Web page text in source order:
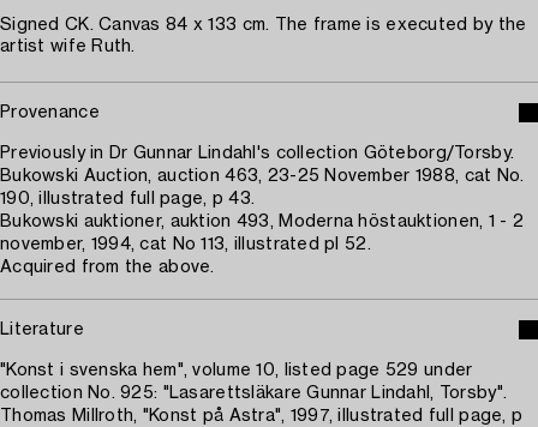
Signed CK. Canvas 84 x 133 cm. The frame is executed by the
artist wife Ruth.
Provenance
Previously in Dr Gunnar Lindahl's collection Göteborg/Torsby.
Bukowski Auction, auction 463, 23-25 November 1988, cat No.
190, illustrated full page, p 43.
Bukowski auktioner, auktion 493, Moderna höstauktionen, 1 - 2
november, 1994, cat No 113, illustrated pl 52.
Acquired from the above.
Literature
"Konst i svenska hem", volume 10, listed page 529 under
collection No. 925: "Lasarettsläkare Gunnar Lindahl, Torsby".
Thomas Millroth, "Konst på Astra", 1997, illustrated full page, p